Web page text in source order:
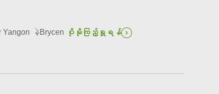
Yangon နဲ့Brycen
ပိုမိုကြည့်ရှုရန်